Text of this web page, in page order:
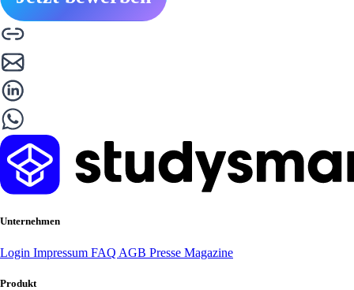
Unternehmen
Login Impressum FAQ AGB Presse Magazine
Produkt